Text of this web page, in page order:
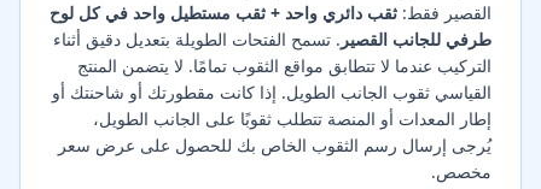
القصير فقط: ثقب دائري واحد + ثقب مستطيل واحد في كل لوح
طرفي للجانب القصير . تسمح الفتحات الطويلة بتعديل دقيق أثناء
التركيب عندما لا تتطابق مواقع الثقوب تمامًا. لا يتضمن المنتج
القياسي ثقوب الجانب الطويل. إذا كانت مقطورتك أو شاحنتك أو
إطار المعدات أو المنصة تتطلب ثقوبًا على الجانب الطويل،
يُرجى إرسال رسم الثقوب الخاص بك للحصول على عرض سعر
مخصص.